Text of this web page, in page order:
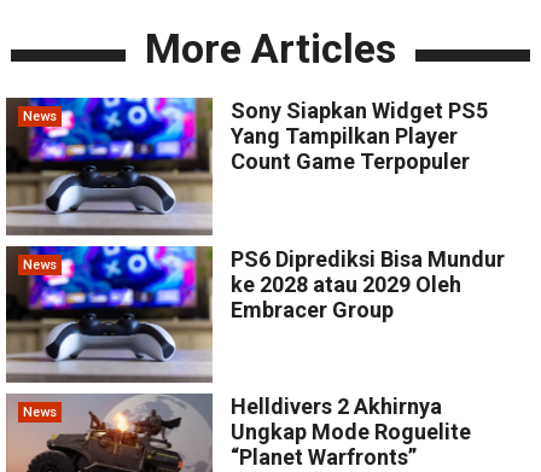
More Articles
News
Sony Siapkan Widget PS5
Yang Tampilkan Player
Count Game Terpopuler
News
PS6 Diprediksi Bisa Mundur
ke 2028 atau 2029 Oleh
Embracer Group
News
Helldivers 2 Akhirnya
Ungkap Mode Roguelite
“Planet Warfronts”